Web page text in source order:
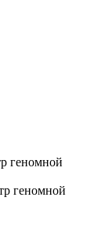
геномной